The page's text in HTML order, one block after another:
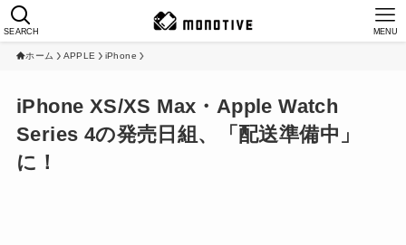
SEARCH MENU
ホーム APPLE iPhone
iPhone XS/XS Max・Apple Watch
Series 4の発売日組、「配送準備中」
に！